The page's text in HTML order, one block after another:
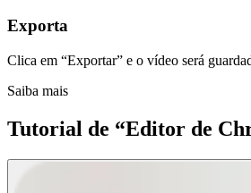
Exporta
Clica em “Exportar” e o vídeo será
Saiba mais
Tutorial de “Editor de